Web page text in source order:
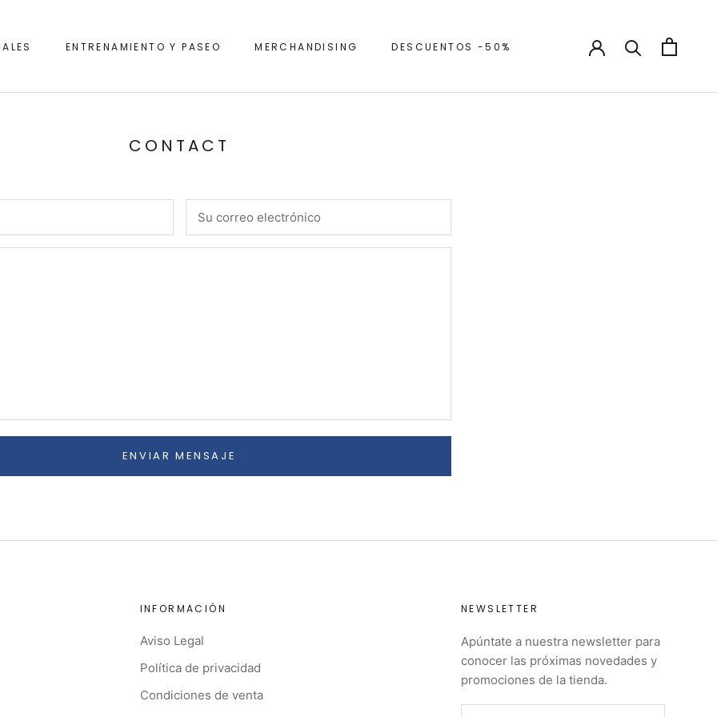
ENTRENAMIENTO Y PASEO MERCHANDISING DESCUENTOS -50%
CONTACT
ENVIAR MENSAJE
INFORMACIÓN
Aviso Legal
Política de privacidad
Condiciones de venta
NEWSLETTER
Apúntate a nuestra newsletter para
conocer las próximas novedades y
promociones de la tienda.